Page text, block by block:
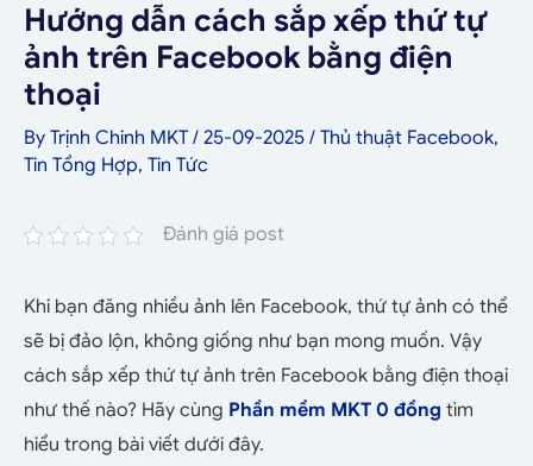
Hướng dẫn cách sắp xếp thứ tự
ảnh trên Facebook bằng điện
thoại
By Trịnh Chinh MKT/ 25-09-2025 / Thủ thuật Facebook,
Tin Tổng Hợp, Tin Tức
Đánh giá post
Khi bạn đăng nhiều ảnh lên Facebook, thứ tự ảnh có thể
sẽ bị đảo lộn, không giống như bạn mong muốn. Vậy
cách sắp xếp thứ tự ảnh trên Facebook bằng điện thoại
như thế nào? Hãy cùng Phần mềm MKT 0 đồng tìm
hiểu trong bài viết dưới đây.